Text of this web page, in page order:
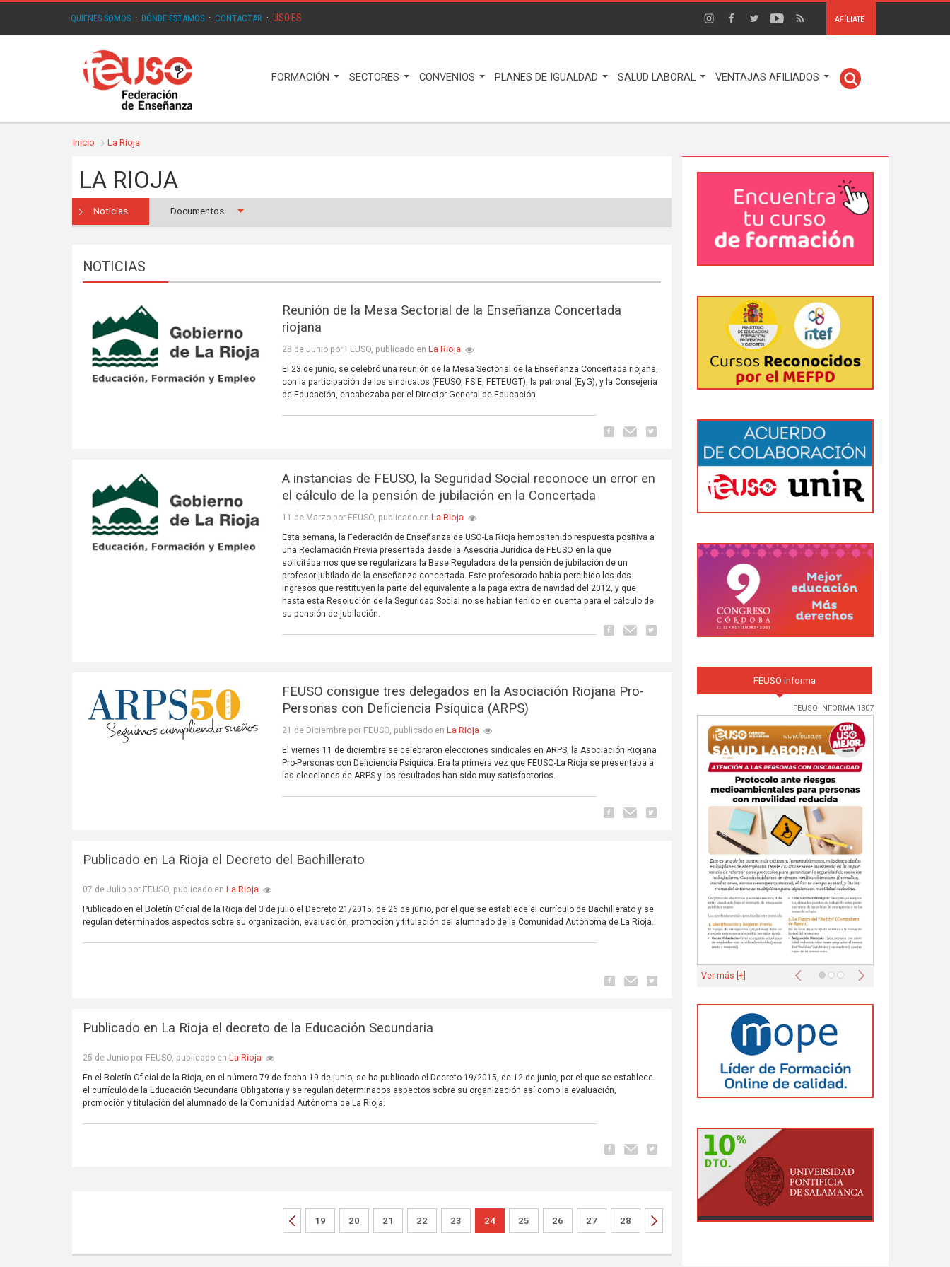
QUIÉNES SOMOS · DÓNDE ESTAMOS · CONTACTAR · USO.ES AFÍLIATE
FORMACIÓN SECTORES CONVENIOS PLANES DE IGUALDAD SALUD LABORAL VENTAJAS AFILIADOS
Inicio La Rioja
LA RIOJA
Noticias Documentos
NOTICIAS
Reunión de la Mesa Sectorial de la Enseñanza Concertada
riojana
28 de Junio por FEUSO, publicado en La Rioja
El 23 de junio, se celebró una reunión de la Mesa Sectorial de la Enseñanza Concertada riojana,
con la participación de los sindicatos (FEUSO, FSIE, FETEUGT), la patronal (EyG), y la Consejería
de Educación, encabezaba por el Director General de Educación.
A instancias de FEUSO, la Seguridad Social reconoce un error en
el cálculo de la pensión de jubilación en la Concertada
11 de Marzo por FEUSO, publicado en La Rioja
Esta semana, la Federación de Enseñanza de USO-La Rioja hemos tenido respuesta positiva a
una Reclamación Previa presentada desde la Asesoría Jurídica de FEUSO en la que
solicitábamos que se regularizara la Base Reguladora de la pensión de jubilación de un
profesor jubilado de la enseñanza concertada. Este profesorado había percibido los dos
ingresos que restituyen la parte del equivalente a la paga extra de navidad del 2012, y que
hasta esta Resolución de la Seguridad Social no se habían tenido en cuenta para el cálculo de
su pensión de jubilación.
FEUSO consigue tres delegados en la Asociación Riojana Pro-
Personas con Deficiencia Psíquica (ARPS)
21 de Diciembre por FEUSO, publicado en La Rioja
El viernes 11 de diciembre se celebraron elecciones sindicales en ARPS, la Asociación Riojana
Pro-Personas con Deficiencia Psíquica. Era la primera vez que FEUSO-La Rioja se presentaba a
las elecciones de ARPS y los resultados han sido muy satisfactorios.
Publicado en La Rioja el Decreto del Bachillerato
07 de Julio por FEUSO, publicado en La Rioja
Publicado en el Boletín Oficial de la Rioja del 3 de julio el Decreto 21/2015, de 26 de junio, por el que se establece el currículo de Bachillerato y se
regulan determinados aspectos sobre su organización, evaluación, promoción y titulación del alumnado de la Comunidad Autónoma de La Rioja.
Publicado en La Rioja el decreto de la Educación Secundaria
25 de Junio por FEUSO, publicado en La Rioja
En el Boletín Oficial de la Rioja, en el número 79 de fecha 19 de junio, se ha publicado el Decreto 19/2015, de 12 de junio, por el que se establece
el currículo de la Educación Secundaria Obligatoria y se regulan determinados aspectos sobre su organización así como la evaluación,
promoción y titulación del alumnado de la Comunidad Autónoma de La Rioja.
19 20 21 22 23 24 25 26 27 28
FEUSO informa
FEUSO INFORMA 1307
Anterior Siguiente
Ver más [+]